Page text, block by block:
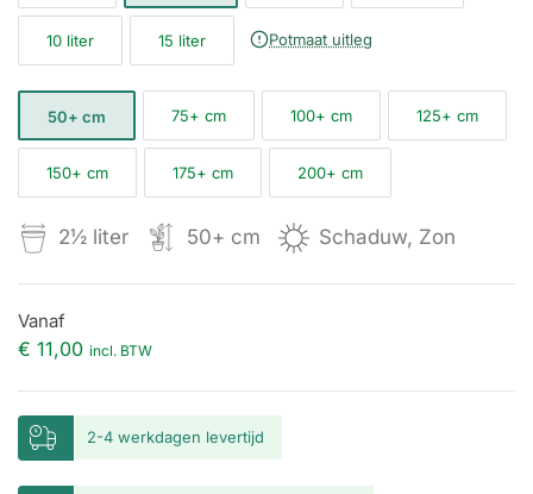
10 liter 15 liter Potmaat uitleg
50+ cm 75+ cm 100+ cm 125+ cm
150+ cm 175+ cm 200+ cm
2½ liter 50+ cm Schaduw, Zon
Vanaf
€ 11,00 incl. BTW
2-4 werkdagen levertijd